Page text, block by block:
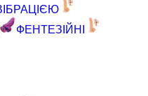
ФЕНТЕЗІЙНІ